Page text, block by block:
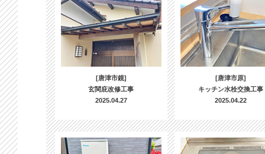
[唐津市鏡]
玄関庇改修工事
2025.04.27
[唐津市原]
キッチン水栓交換工事
2025.04.22